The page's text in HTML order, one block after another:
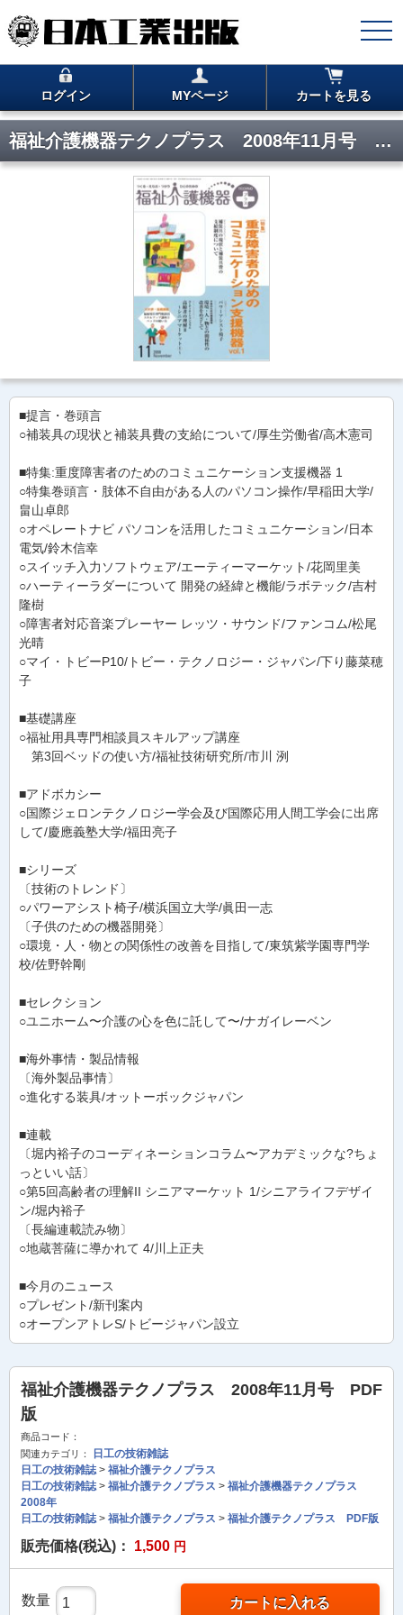
ログイン MYページ カートを見る
福祉介護機器テクノプラス 2008年11月号 PDF版
■提言・巻頭言
○補装具の現状と補装具費の支給について/厚生労働省/高木憲司
■特集:重度障害者のためのコミュニケーション支援機器 1
○特集巻頭言・肢体不自由がある人のパソコン操作/早稲田大学/
畠山卓郎
○オペレートナビ パソコンを活用したコミュニケーション/日本
電気/鈴木信幸
○スイッチ入力ソフトウェア/エーティーマーケット/花岡里美
○ハーティーラダーについて 開発の経緯と機能/ラボテック/吉村
隆樹
○障害者対応音楽プレーヤー レッツ・サウンド/ファンコム/松尾
光晴
○マイ・トビーP10/トビー・テクノロジー・ジャパン/下り藤菜穂
子
■基礎講座
○福祉用具専門相談員スキルアップ講座
第3回ベッドの使い方/福祉技術研究所/市川 洌
■アドボカシー
○国際ジェロンテクノロジー学会及び国際応用人間工学会に出席
して/慶應義塾大学/福田亮子
■シリーズ
〔技術のトレンド〕
○パワーアシスト椅子/横浜国立大学/眞田一志
〔子供のための機器開発〕
○環境・人・物との関係性の改善を目指して/東筑紫学園専門学
校/佐野幹剛
■セレクション
○ユニホーム〜介護の心を色に託して〜/ナガイレーベン
■海外事情・製品情報
〔海外製品事情〕
○進化する装具/オットーボックジャパン
■連載
〔堀内裕子のコーディネーションコラム〜アカデミックな?ちょ
っといい話〕
○第5回高齢者の理解II シニアマーケット 1/シニアライフデザイ
ン/堀内裕子
〔長編連載読み物〕
○地蔵菩薩に導かれて 4/川上正夫
■今月のニュース
○プレゼント/新刊案内
○オープンアトレS/トビージャパン設立
福祉介護機器テクノプラス 2008年11月号 PDF
版
商品コード：
関連カテゴリ：
日工の技術雑誌
日工の技術雑誌> 福祉介護テクノプラス
日工の技術雑誌> 福祉介護テクノプラス > 福祉介護機器テクノプラス
2008年
日工の技術雑誌> 福祉介護テクノプラス > 福祉介護テクノプラス PDF版
販売価格(税込)： 1,500 円
数量 カートに入れる